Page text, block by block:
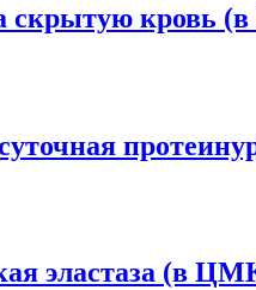
скрытую кровь
эластаза (в